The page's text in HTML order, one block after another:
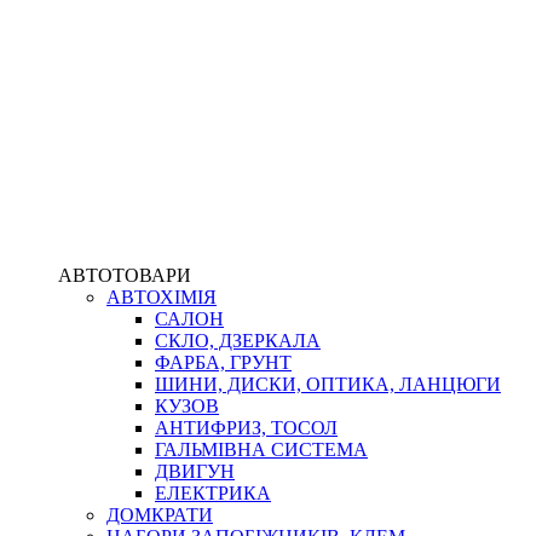
АВТОТОВАРИ
АВТОХІМІЯ
САЛОН
СКЛО, ДЗЕРКАЛА
ФАРБА, ГРУНТ
ШИНИ, ДИСКИ, ОПТИКА, ЛАНЦЮГИ
КУЗОВ
АНТИФРИЗ, ТОСОЛ
ГАЛЬМІВНА СИСТЕМА
ДВИГУН
ЕЛЕКТРИКА
ДОМКРАТИ